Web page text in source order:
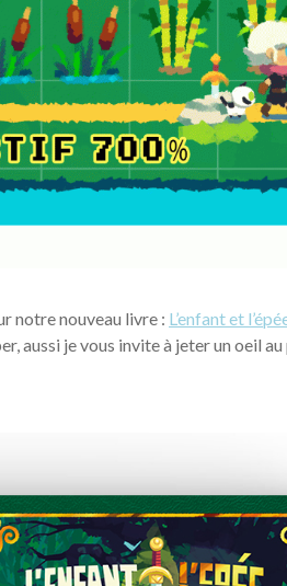
notre nouveau livre : L’enfant et
aussi je vous invite à jeter un oeil